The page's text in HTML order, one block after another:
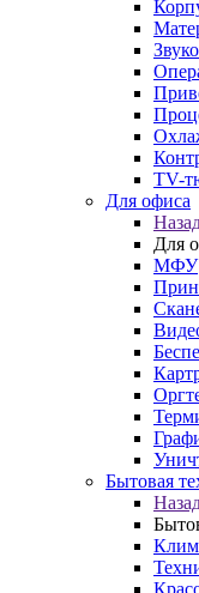
TV-
Для офиса
Для
МФУ
Бытовая